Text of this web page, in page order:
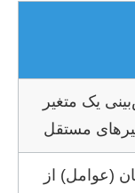
یک متغیر
مستقل
(عوامل) از